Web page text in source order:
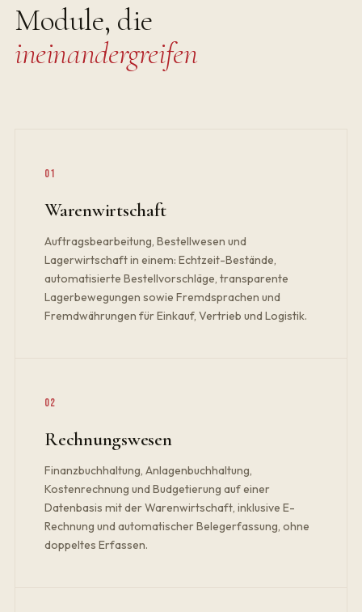
Module, die
ineinandergreifen
01
Warenwirtschaft
Auftragsbearbeitung, Bestellwesen und
Lagerwirtschaft in einem: Echtzeit-Bestände,
automatisierte Bestellvorschläge, transparente
Lagerbewegungen sowie Fremdsprachen und
Fremdwährungen für Einkauf, Vertrieb und Logistik.
02
Rechnungswesen
Finanzbuchhaltung, Anlagenbuchhaltung,
Kostenrechnung und Budgetierung auf einer
Datenbasis mit der Warenwirtschaft, inklusive E-
Rechnung und automatischer Belegerfassung, ohne
doppeltes Erfassen.